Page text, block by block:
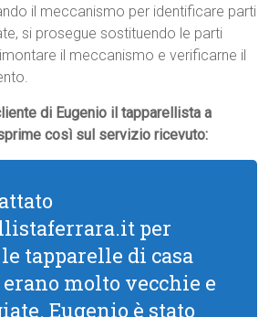
il meccanismo per identificare parti
si prosegue sostituendo le parti
il meccanismo e verificarne il
di Eugenio il tapparellista a
così sul servizio ricevuto:
per
tapparelle di casa
molto vecchie e
Eugenio è stato